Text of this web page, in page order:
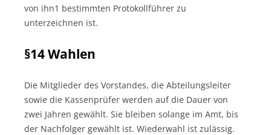
von ihn1 bestimmten Protokollführer zu
unterzeichnen ist.
§14 Wahlen
Die Mitglieder des Vorstandes, die Abteilungsleiter
sowie die Kassenprüfer werden auf die Dauer von
zwei Jahren gewählt. Sie bleiben solange im Amt, bis
der Nachfolger gewählt ist. Wiederwahl ist zulässig.